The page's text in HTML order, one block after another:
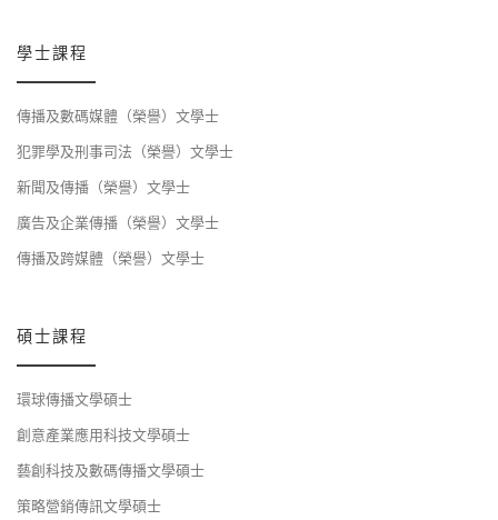
學士課程
傳播及數碼媒體（榮譽）文學士
犯罪學及刑事司法（榮譽）文學士
新聞及傳播（榮譽）文學士
廣告及企業傳播（榮譽）文學士
傳播及跨媒體（榮譽）文學士
碩士課程
環球傳播文學碩士
創意產業應用科技文學碩士
藝創科技及數碼傳播文學碩士
策略營銷傳訊文學碩士